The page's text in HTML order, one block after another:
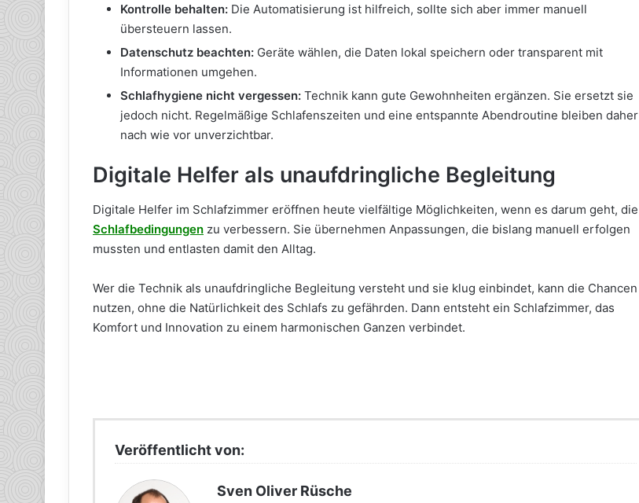
Kontrolle behalten: Die Automatisierung ist hilfreich, sollte sich aber immer manuell
übersteuern lassen.
Datenschutz beachten: Geräte wählen, die Daten lokal speichern oder transparent mit
Informationen umgehen.
Schlafhygiene nicht vergessen: Technik kann gute Gewohnheiten ergänzen. Sie ersetzt sie
jedoch nicht. Regelmäßige Schlafenszeiten und eine entspannte Abendroutine bleiben daher
nach wie vor unverzichtbar.
Digitale Helfer als unaufdringliche Begleitung
Digitale Helfer im Schlafzimmer eröffnen heute vielfältige Möglichkeiten, wenn es darum geht, die
Schlafbedingungen zu verbessern. Sie übernehmen Anpassungen, die bislang manuell erfolgen
mussten und entlasten damit den Alltag.
Wer die Technik als unaufdringliche Begleitung versteht und sie klug einbindet, kann die Chancen
nutzen, ohne die Natürlichkeit des Schlafs zu gefährden. Dann entsteht ein Schlafzimmer, das
Komfort und Innovation zu einem harmonischen Ganzen verbindet.
Veröffentlicht von:
Sven Oliver Rüsche